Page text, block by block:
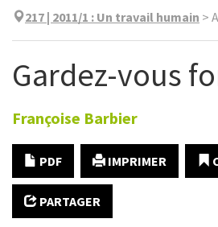
217 | 2011/1 : Un travail humain >
Gardez-vous
Françoise Barbier
PDF IMPRIMER
PARTAGER